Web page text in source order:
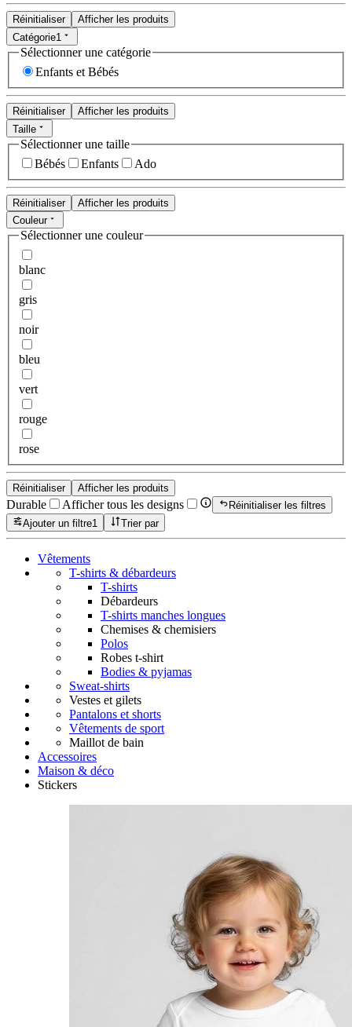
Réinitialiser
Afficher les produits
Catégorie1
Sélectionner une catégorie
Enfants et Bébés
Réinitialiser
Afficher les produits
Taille
Sélectionner une taille
Bébés
Enfants Ado
Réinitialiser
Afficher les produits
Couleur
Sélectionner une couleur
blanc
gris
noir
bleu
vert
rouge
rose
Réinitialiser Afficher les produits
Durable Afficher tous les designs
Réinitialiser les filtres
Ajouter un filtre1 Trier par
Vêtements
T-shirts & débardeurs
T-shirts
Débardeurs
T-shirts manches longues
Chemises & chemisiers
Polos
Robes t-shirt
Bodies & pyjamas
Sweat-shirts
Vestes et gilets
Pantalons et shorts
Vêtements de sport
Maillot de bain
Accessoires
Maison & déco
Stickers